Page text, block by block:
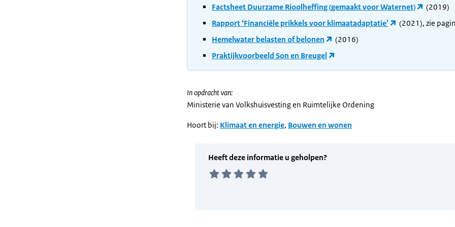
Factsheet Duurzame Rioolheffing (gemaakt voor Waternet)
(2019)
Rapport ‘Financiële prikkels voor klimaatadaptatie’
(2021), zie
Hemelwater belasten of belonen
(2016)
Praktijkvoorbeeld Son en Breugel
In opdracht van:
Ministerie van Volkshuisvesting en Ruimtelijke Ordening
Hoort bij: Klimaat en energie, Bouwen en wonen